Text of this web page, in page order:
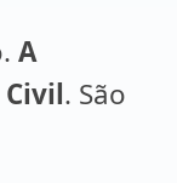
A
. São